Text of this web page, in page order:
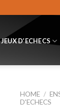
JEUX D’ECHECS
HOME /
D'ECHECS